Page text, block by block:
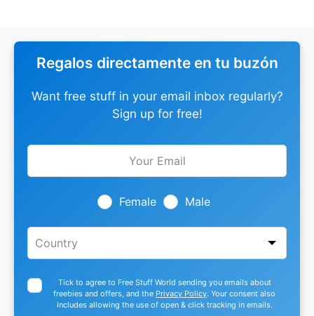
Regalos directamente en tu buzón
Want free stuff in your email inbox regularly?
Sign up for free!
Leave
Female Male
Tick to agree to Free Stuff World sending you emails about
freebies and offers, and the Privacy Policy. Your consent also
includes allowing the use of open & click tracking in emails.